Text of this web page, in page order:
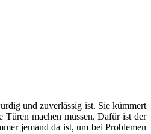
und zuverlässig ist. Sie kümmert
Türen machen müssen. Dafür ist der
jemand da ist, um bei Problemen